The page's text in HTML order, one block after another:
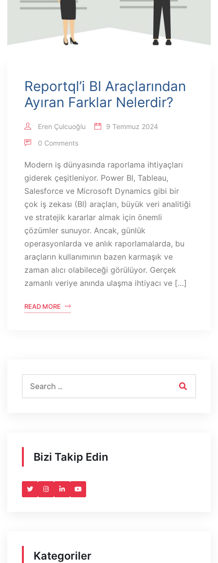
Reportql’i BI Araçlarından
Ayıran Farklar Nelerdir?
Eren Çulcuoğlu
9 Temmuz 2024
0 Comments
Modern iş dünyasında raporlama ihtiyaçları
giderek çeşitleniyor. Power BI, Tableau,
Salesforce ve Microsoft Dynamics gibi bir
çok iş zekası (BI) araçları, büyük veri analitiği
ve stratejik kararlar almak için önemli
çözümler sunuyor. Ancak, günlük
operasyonlarda ve anlık raporlamalarda, bu
araçların kullanımının bazen karmaşık ve
zaman alıcı olabileceği görülüyor. Gerçek
zamanlı veriye anında ulaşma ihtiyacı ve […]
READ MORE
Bizi Takip Edin
Kategoriler